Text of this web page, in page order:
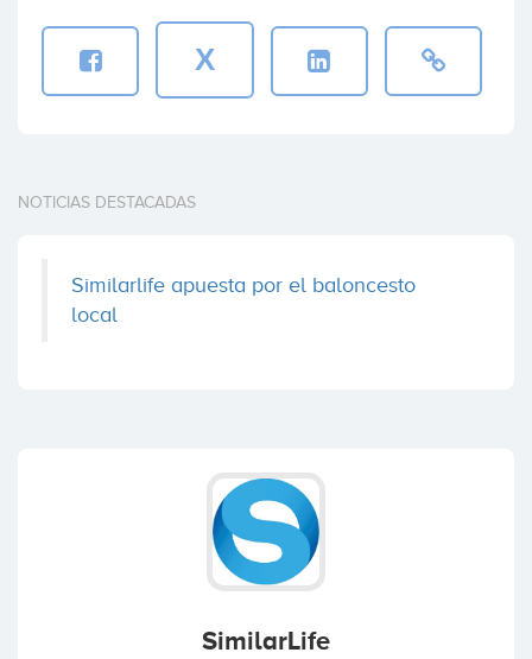
X
NOTICIAS DESTACADAS
Similarlife apuesta por el baloncesto
local
SimilarLife